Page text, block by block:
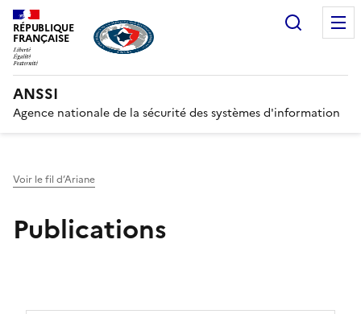
RÉPUBLIQUE
FRANÇAISE
ANSSI
Agence nationale de la sécurité des systèmes d'information
Voir le fil d’Ariane
Publications